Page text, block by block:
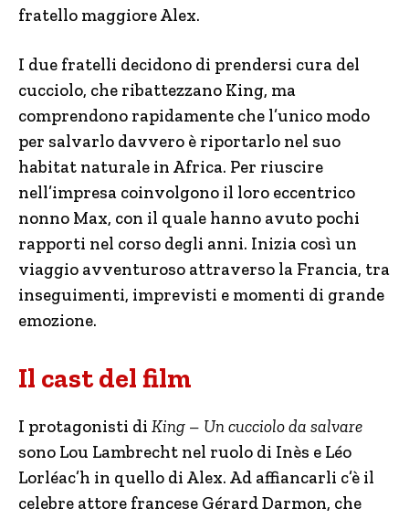
fratello maggiore Alex.
I due fratelli decidono di prendersi cura del
cucciolo, che ribattezzano King, ma
comprendono rapidamente che l’unico modo
per salvarlo davvero è riportarlo nel suo
habitat naturale in Africa. Per riuscire
nell’impresa coinvolgono il loro eccentrico
nonno Max, con il quale hanno avuto pochi
rapporti nel corso degli anni. Inizia così un
viaggio avventuroso attraverso la Francia, tra
inseguimenti, imprevisti e momenti di grande
emozione.
Il cast del film
I protagonisti di King – Un cucciolo da salvare
sono Lou Lambrecht nel ruolo di Inès e Léo
Lorléac’h in quello di Alex. Ad affiancarli c’è il
celebre attore francese Gérard Darmon, che